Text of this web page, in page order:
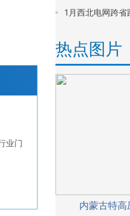
业门
1月西北电网跨
热点图片
内蒙古特